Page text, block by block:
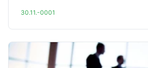
30.11.-0001